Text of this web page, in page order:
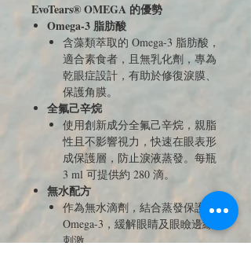
EvoTears® OMEGA 的優勢
Omega-3 脂肪酸
含藻類萃取的 Omega-3 脂肪酸，
適合素食者，且無乳化劑，專為
乾眼症設計，有助於修復淚膜、
保護角膜。
全氟己辛烷
使用創新成分全氟己辛烷，親脂
性且不影響視力，快速在眼表形
成保護層，防止淚液蒸發。每瓶
3 ml 可提供約 280 滴。
無水配方
作為無水滴劑，結合蒸發保護和
Omega-3，緩解眼睛及眼瞼邊緣
刺激。